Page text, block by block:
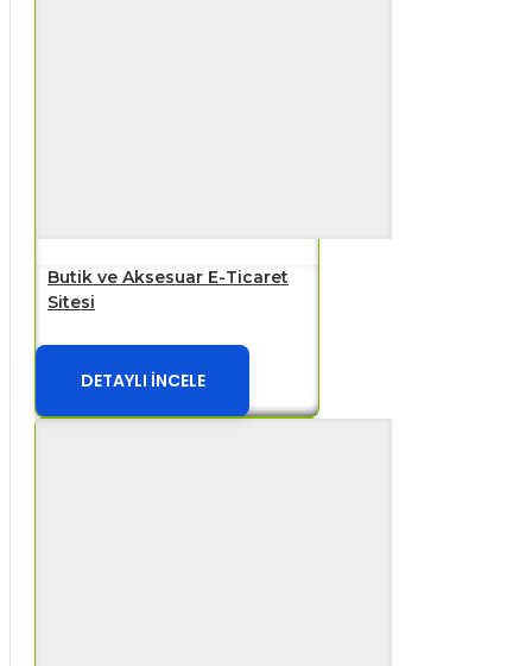
Butik ve Aksesuar E-Ticaret
Sitesi
DETAYLI İNCELE